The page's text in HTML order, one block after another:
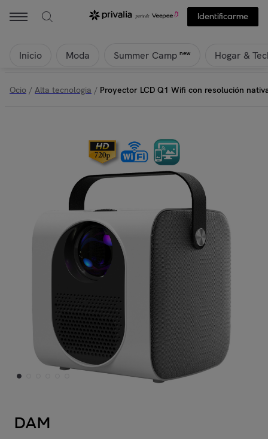
Identificarme
Inicio Moda Summer Camp new Hogar &
Ocio / Alta tecnologia / Proyector LCD Q1 Wifi con resolución
DAM